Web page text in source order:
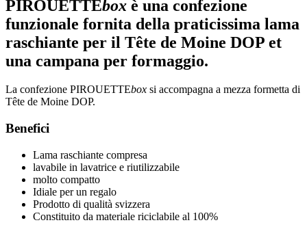
PIROUETTEbox è una confezione
funzionale fornita della praticissima lama
raschiante per il Tête de Moine DOP et
una campana per formaggio.
La confezione PIROUETTEbox si accompagna a mezza formetta di
Tête de Moine DOP.
Benefici
Lama raschiante compresa
lavabile in lavatrice e riutilizzabile
molto compatto
Idiale per un regalo
Prodotto di qualità svizzera
Constituito da materiale riciclabile al 100%